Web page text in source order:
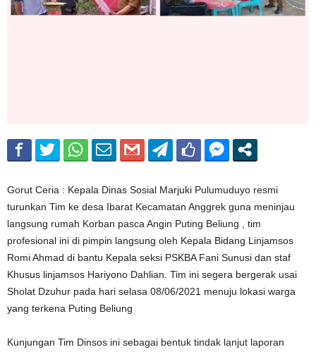
Gorut Ceria : Kepala Dinas Sosial Marjuki Pulumuduyo resmi
turunkan Tim ke desa Ibarat Kecamatan Anggrek guna meninjau
langsung rumah Korban pasca Angin Puting Beliung , tim
profesional ini di pimpin langsung oleh Kepala Bidang Linjamsos
Romi Ahmad di bantu Kepala seksi PSKBA Fani Sunusi dan staf
Khusus linjamsos Hariyono Dahlian. Tim ini segera bergerak usai
Sholat Dzuhur pada hari selasa 08/06/2021 menuju lokasi warga
yang terkena Puting Beliung
Kunjungan Tim Dinsos ini sebagai bentuk tindak lanjut laporan